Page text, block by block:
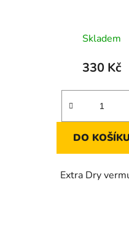
Skladem
330 Kč
DO KOŠÍKU
Extra Dry